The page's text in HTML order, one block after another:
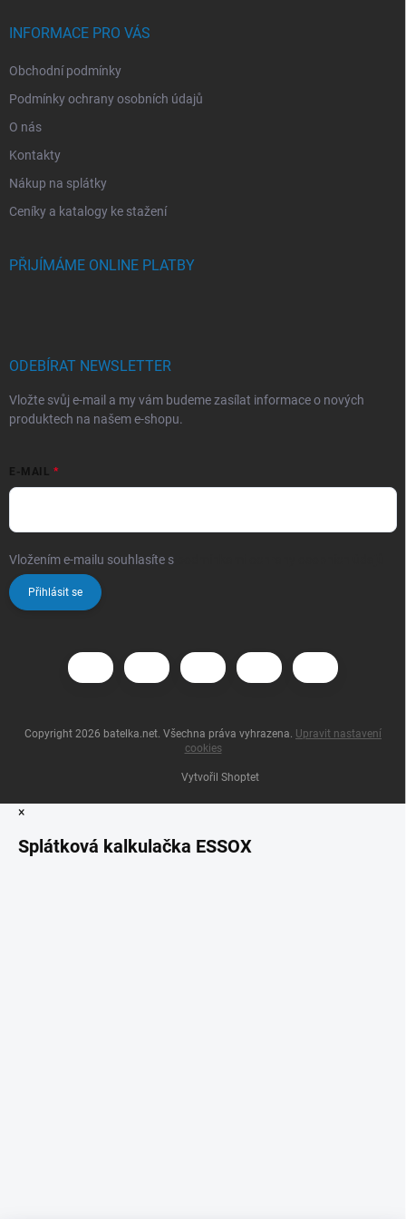
INFORMACE PRO VÁS
Obchodní podmínky
Podmínky ochrany osobních údajů
O nás
Kontakty
Nákup na splátky
Ceníky a katalogy ke stažení
PŘIJÍMÁME ONLINE PLATBY
ODEBÍRAT NEWSLETTER
Vložte svůj e-mail a my vám budeme zasílat informace o nových
produktech na našem e-shopu.
E-MAIL
Vložením e-mailu souhlasíte s
Přihlásit se
Vytvořil Shoptet
Copyright 2026 batelka.net. Všechna práva vyhrazena. Upravit nastavení
cookies
×
Splátková kalkulačka ESSOX